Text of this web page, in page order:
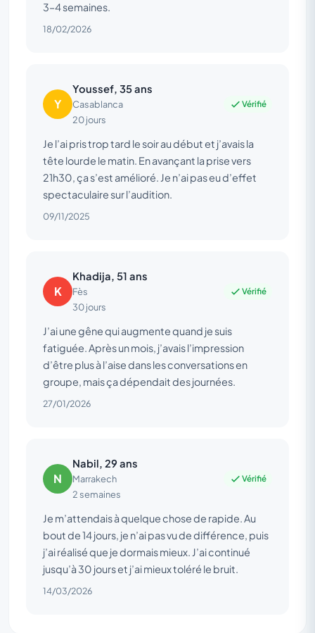
3–4 semaines.
18/02/2026
Y
Youssef, 35 ans
Casablanca
20 jours
Vérifié
Je l’ai pris trop tard le soir au début et j’avais la
tête lourde le matin. En avançant la prise vers
21h30, ça s’est amélioré. Je n’ai pas eu d’effet
spectaculaire sur l’audition.
09/11/2025
K
Khadija, 51 ans
Fès
30 jours
Vérifié
J’ai une gêne qui augmente quand je suis
fatiguée. Après un mois, j’avais l’impression
d’être plus à l’aise dans les conversations en
groupe, mais ça dépendait des journées.
27/01/2026
N
Nabil, 29 ans
Marrakech
2 semaines
Vérifié
Je m’attendais à quelque chose de rapide. Au
bout de 14 jours, je n’ai pas vu de différence, puis
j’ai réalisé que je dormais mieux. J’ai continué
jusqu’à 30 jours et j’ai mieux toléré le bruit.
14/03/2026